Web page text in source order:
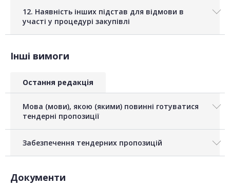
12. Наявність інших підстав для відмови в
участі у процедурі закупівлі
Інші вимоги
Остання редакція
Мова (мови), якою (якими) повинні готуватися
тендерні пропозиції
Забезпечення тендерних пропозицій
Документи